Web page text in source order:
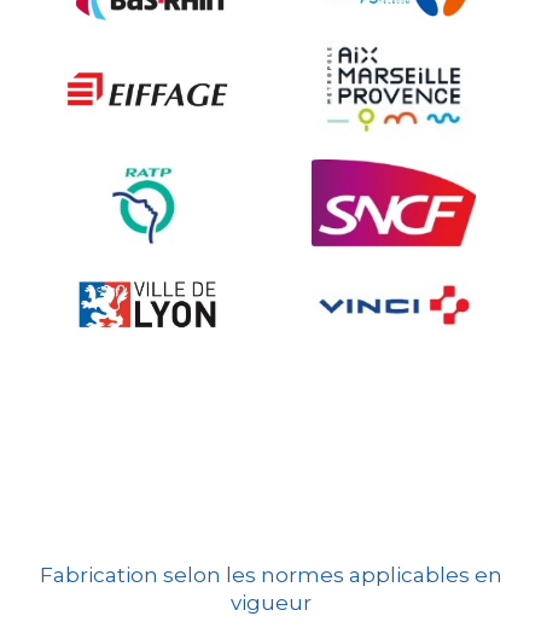
Les techniques de dissuasion
Ville fleurie, village fleuri
Signalisation embarquée
Fabrication selon les normes applicables en
vigueur